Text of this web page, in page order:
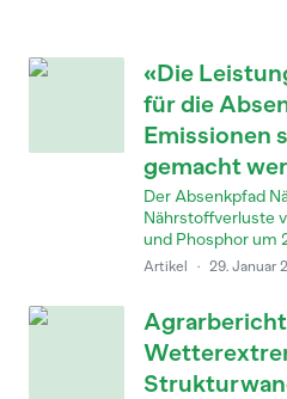
«Die
für die
Emissionen
gemacht
Der Absenkpfad
Nährstoffverluste
und Phosphor um
Artikel · 29. Januar